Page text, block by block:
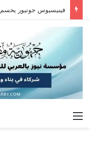
القائمة